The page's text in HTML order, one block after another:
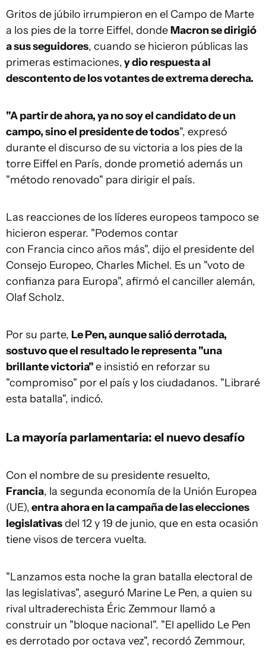
Gritos de júbilo irrumpieron en el Campo de Marte
a los pies de la torre Eiffel, donde Macron se dirigió
a sus seguidores, cuando se hicieron públicas las
primeras estimaciones,y dio respuesta al
descontento de los votantes de extrema derecha.
"A partir de ahora, ya no soy el candidato de un
campo, sino el presidente de todos", expresó
durante el discurso de su victoria a los pies de la
torre Eiffel en París, donde prometió además un
"método renovado" para dirigir el país.
Las reacciones de los líderes europeos tampoco se
hicieron esperar. "Podemos contar
con Francia cinco años más", dijo el presidente del
Consejo Europeo, Charles Michel. Es un "voto de
confianza para Europa", afirmó el canciller alemán,
Olaf Scholz.
Por su parte, Le Pen, aunque salió derrotada,
sostuvo que el resultado le representa "una
brillante victoria"e insistió en reforzar su
"compromiso" por el país y los ciudadanos. "Libraré
esta batalla", indicó.
La mayoría parlamentaria: el nuevo desafío
Con el nombre de su presidente resuelto,
Francia, la segunda economía de la Unión Europea
(UE),entra ahora en la campaña de las elecciones
legislativasdel 12 y 19 de junio, que en esta ocasión
tiene visos de tercera vuelta.
"Lanzamos esta noche la gran batalla electoral de
las legislativas", aseguró Marine Le Pen, a quien su
rival ultraderechista Éric Zemmour llamó a
construir un "bloque nacional". "El apellido Le Pen
es derrotado por octava vez", recordó Zemmour,